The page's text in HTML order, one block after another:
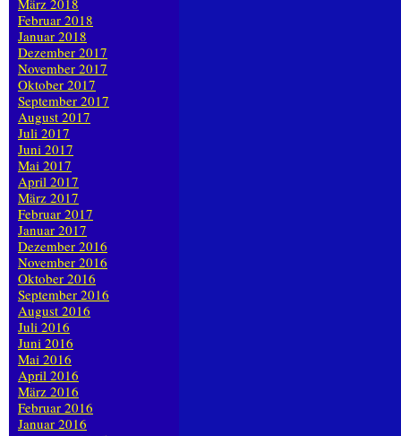
März 2018
Februar 2018
Januar 2018
Dezember 2017
November 2017
Oktober 2017
September 2017
August 2017
Juli 2017
Juni 2017
Mai 2017
April 2017
März 2017
Februar 2017
Januar 2017
Dezember 2016
November 2016
Oktober 2016
September 2016
August 2016
Juli 2016
Juni 2016
Mai 2016
April 2016
März 2016
Februar 2016
Januar 2016